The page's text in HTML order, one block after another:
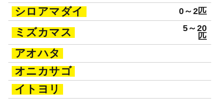
シロアマダイ
0～2匹
ミズカマス
5～20
匹
アオハタ
オニカサゴ
イトヨリ